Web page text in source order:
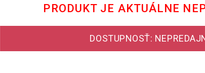
PRODUKT JE AKTUÁLNE
DOSTUPNOSŤ: